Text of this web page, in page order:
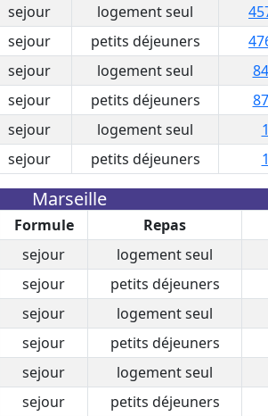
sejour logement seul
sejour petits déjeuners
sejour logement seul
sejour petits déjeuners
sejour logement seul
sejour petits déjeuners
Marseille
Formule Repas
sejour logement seul
sejour petits déjeuners
sejour logement seul
sejour petits déjeuners
sejour logement seul
sejour petits déjeuners